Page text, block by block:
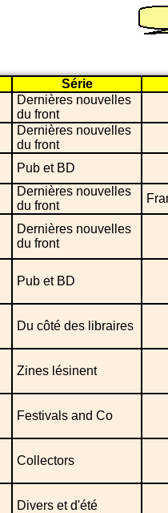
Série
Dernières nouvelles
du front
Dernières nouvelles
du front
Pub et BD
Dernières nouvelles
du front
Dernières nouvelles
du front
Pub et BD
Du côté des libraires
Zines lésinent
Festivals and Co
Collectors
Divers et d'été